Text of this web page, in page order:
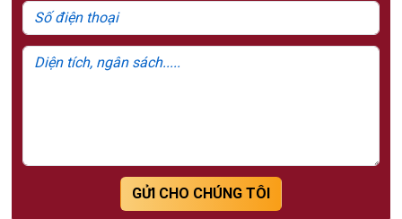
GỬI CHO CHÚNG TÔI